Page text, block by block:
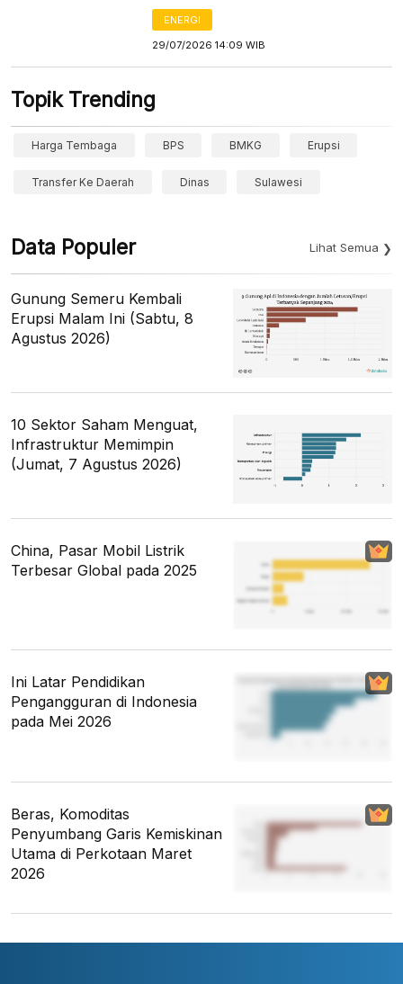
ENERGI
29/07/2026 14:09 WIB
Topik Trending
Harga Tembaga BPS BMKG Erupsi
Transfer Ke Daerah Dinas Sulawesi
Data Populer Lihat Semua
Gunung Semeru Kembali
Erupsi Malam Ini (Sabtu, 8
Agustus 2026)
10 Sektor Saham Menguat,
Infrastruktur Memimpin
(Jumat, 7 Agustus 2026)
China, Pasar Mobil Listrik
Terbesar Global pada 2025
Ini Latar Pendidikan
Pengangguran di Indonesia
pada Mei 2026
Beras, Komoditas
Penyumbang Garis Kemiskinan
Utama di Perkotaan Maret
2026